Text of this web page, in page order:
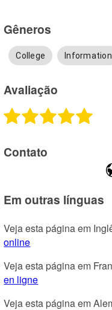
Gêneros
College Information
Avaliação
Contato
Em outras línguas
Veja esta página em
online
Veja esta página em
en ligne
Veja esta página em